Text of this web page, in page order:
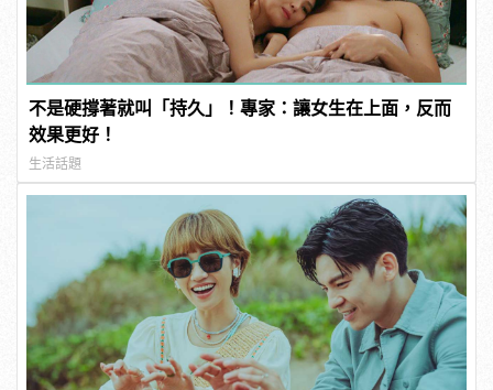
不是硬撐著就叫「持久」！專家：讓女生在上面，反而
效果更好！
生活話題